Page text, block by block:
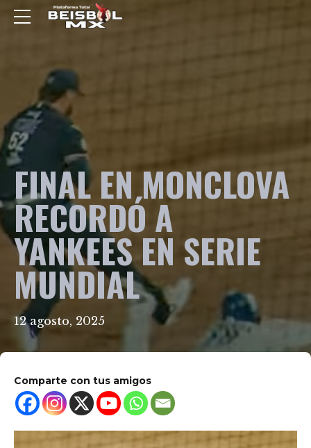
FINAL EN MONCLOVA
RECORDÓ A
YANKEES EN SERIE
MUNDIAL
12 agosto, 2025
Comparte con tus amigos